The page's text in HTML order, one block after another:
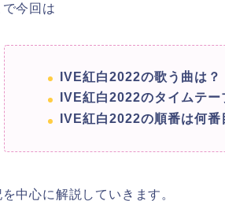
で今回は
IVE紅白2022の歌う曲は？
IVE紅白2022のタイムテ
IVE紅白2022の順番は何番
を中心に解説していきます。